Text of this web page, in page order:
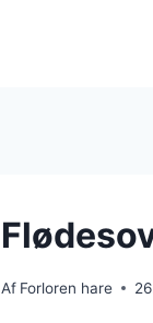
Af Forloren hare